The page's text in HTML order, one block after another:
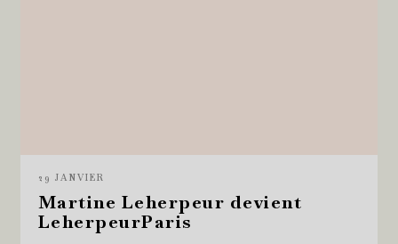
29 JANVIER
Martine Leherpeur devient
LeherpeurParis